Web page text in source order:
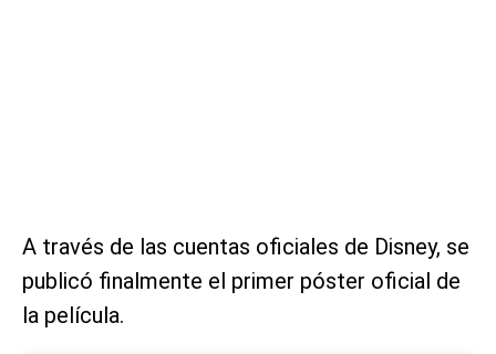
A través de las cuentas oficiales de Disney, se
publicó finalmente el primer póster oficial de
la película.